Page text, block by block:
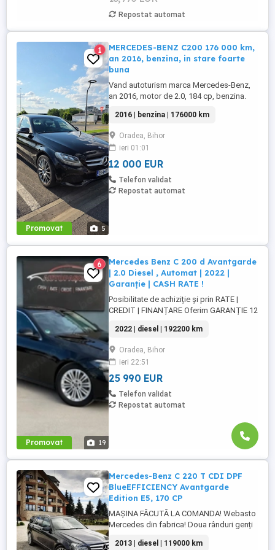
Repostat automat
Promovat 5
1
MERCEDES-BENZ C200 176 000 km,
an 2016, benzina, in stare foarte
buna
Vand autoturism marca Mercedes-Benz,
an 2016, motor de 2.0, 184 cp, benzina.
reali ( 176000). O singură cheie. Tractiune
spate. Masina beneficiază de 2 seturi de
anvelope (vară iarnă), în condiții foarte
bune, relativ puțin uzate. Schimburile de
ulei și întreținerea ...
2016 | benzina | 176000 km
Oradea, Bihor
ieri 01:01
12 000 EUR
Telefon validat
Repostat automat
Promovat 19
6
Mercedes Benz C 200 d Avantgarde
| 2.0 Diesel , Automat | 2022 |
Garanție | CASH RATE !
Posibilitate de achiziție și prin RATE |
CREDIT | FINANȚARE Oferim GARANȚIE 12
9G-Tronic Avantgarde Motor - 2.0 diesel ,
Mild-hybrid 163 CP, Euro6 + motor electric
15 kW hibrid Cutie viteze - ...
2022 | diesel | 192200 km
Oradea, Bihor
ieri 22:51
25 990 EUR
Telefon validat
Repostat automat
Mercedes-Benz C 220 T CDI DPF
BlueEFFICIENCY Avantgarde
Edition E5, 170 CP
MAȘINA FĂCUTĂ LA COMANDA! Webasto
Mercedes din fabrica! Doua rânduri genți
xenon cu distribuție adaptivă a luminii
2013 | diesel | 119000 km